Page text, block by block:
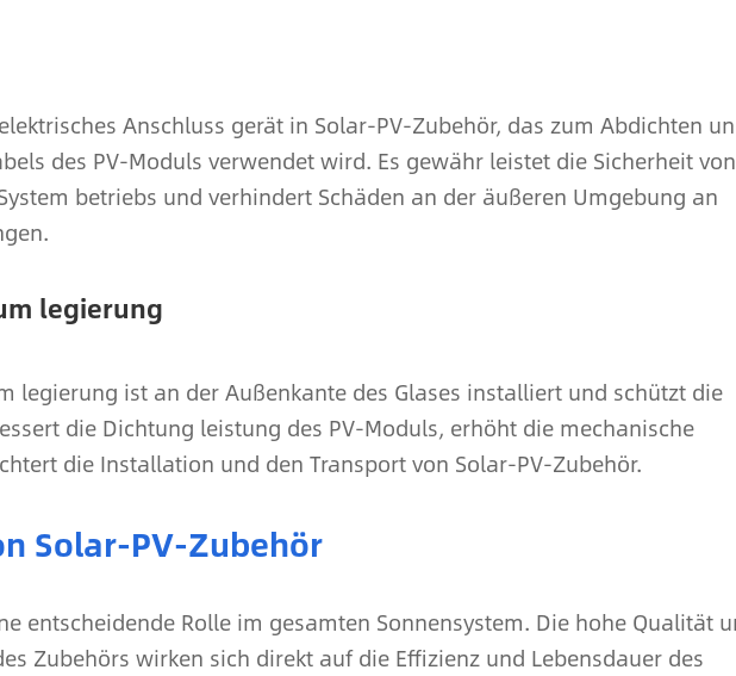
Anschluss gerät in Solar-PV-Zubehör, das zum Abdichten
des PV-Moduls verwendet wird. Es gewähr leistet die Sicherheit von
betriebs und verhindert Schäden an der äußeren Umgebung an
legierung
legierung ist an der Außenkante des Glases installiert und schützt die
die Dichtung leistung des PV-Moduls, erhöht die mechanische
die Installation und den Transport von Solar-PV-Zubehör.
Solar-PV-Zubehör
entscheidende Rolle im gesamten Sonnensystem. Die hohe Qualität
Zubehörs wirken sich direkt auf die Effizienz und Lebensdauer des